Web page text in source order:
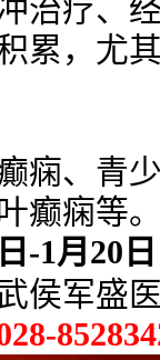
治疗、
累，尤
、青少
癫痫等
1月20日
侯军盛